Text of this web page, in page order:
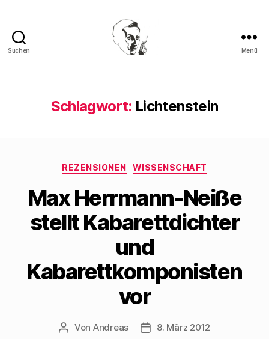
Suchen Menü
Schlagwort: Lichtenstein
Kategorien
REZENSIONEN WISSENSCHAFT
Max Herrmann-Neiße
stellt Kabarettdichter
und
Kabarettkomponisten
vor
Beitragsautor
Von Andreas Beitragsdatum
8. März 2012